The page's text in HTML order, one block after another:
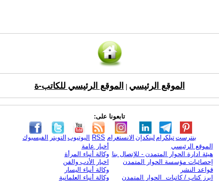
الموقع الرئيسي الموقع الرئيسي للكاتب-ة
تابعونا على:
الفيسبوك التويتر اليوتيوب RSS الانستغرام لينكدإن تيلكرامبنترست
الموقع الرئيسي
هيئة ادارة الحوار المتمدن - للإتصال بنا
إحصائيات مؤسسة الحوار المتمدن
قواعد النشر
ابرز كتاب / كاتبات الحوار المتمدن
أخبار عامة
وكالة أنباء المرأة
اخبار الأدب والفن
وكالة أنباء اليسار
وكالة أنباء العلمانية